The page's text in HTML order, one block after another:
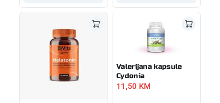
Valerijana kapsule
Cydonia
11,50 KM